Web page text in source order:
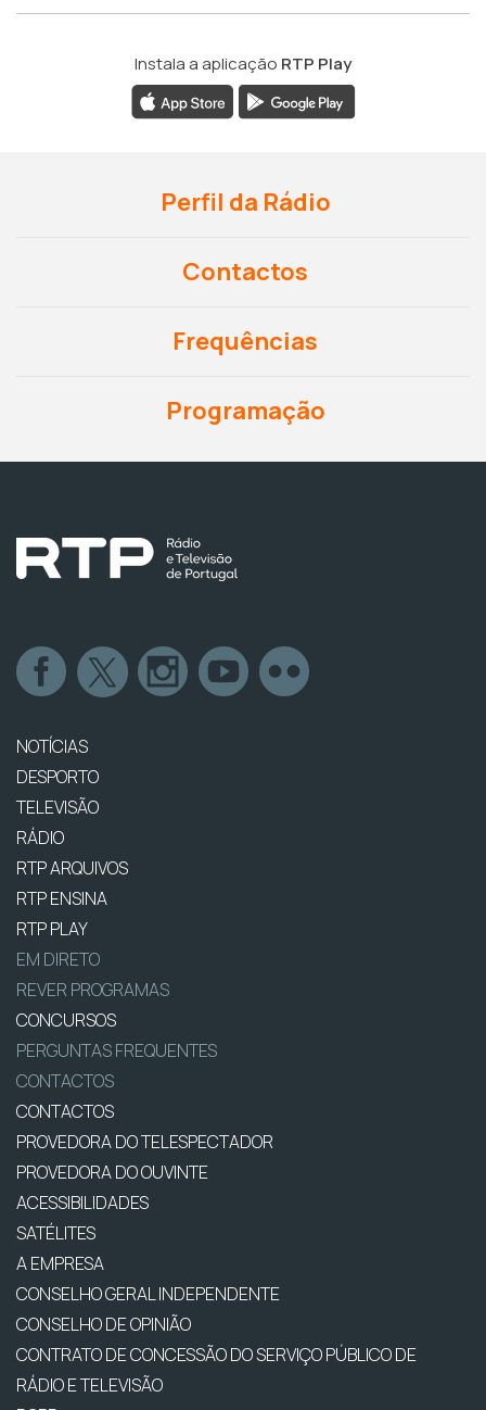
Instala a aplicação RTP Play
Perfil da Rádio
Contactos
Frequências
Programação
NOTÍCIAS
DESPORTO
TELEVISÃO
RÁDIO
RTP ARQUIVOS
RTP ENSINA
RTP PLAY
EM DIRETO
REVER PROGRAMAS
CONCURSOS
PERGUNTAS FREQUENTES
CONTACTOS
CONTACTOS
PROVEDORA DO TELESPECTADOR
PROVEDORA DO OUVINTE
ACESSIBILIDADES
SATÉLITES
A EMPRESA
CONSELHO GERAL INDEPENDENTE
CONSELHO DE OPINIÃO
CONTRATO DE CONCESSÃO DO SERVIÇO PÚBLICO DE
RÁDIO E TELEVISÃO